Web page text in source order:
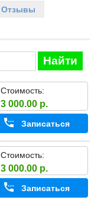
Отзывы
Найти
Стоимость:
3 000.00 р.
Записаться
Стоимость:
3 000.00 р.
Записаться